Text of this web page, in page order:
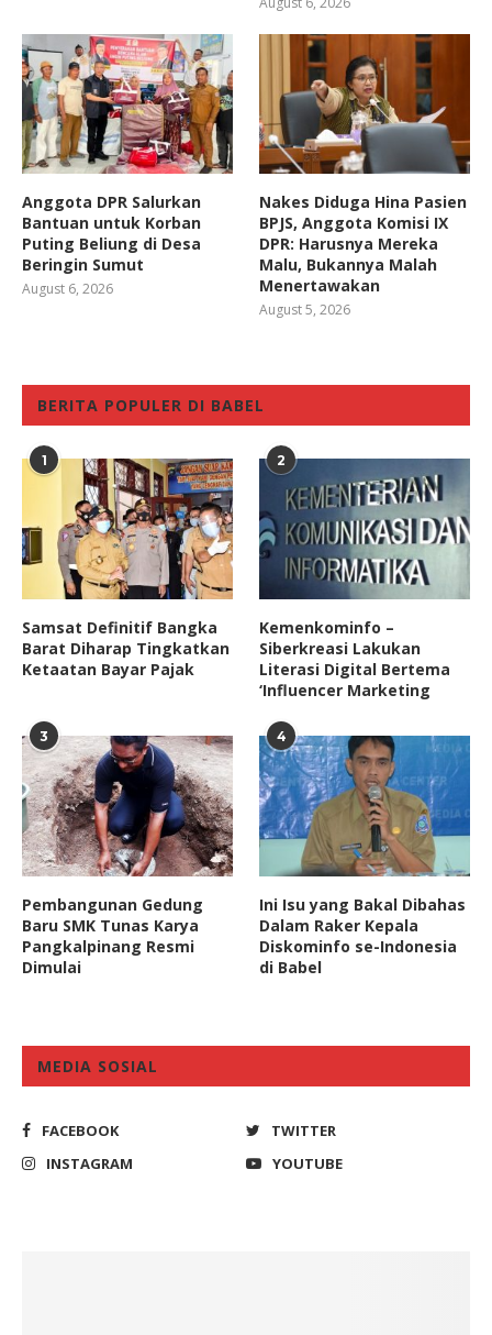
Anggota DPR Salurkan
Bantuan untuk Korban
Puting Beliung di Desa
Beringin Sumut
August 6, 2026
Nakes Diduga Hina Pasien
BPJS, Anggota Komisi IX
DPR: Harusnya Mereka
Malu, Bukannya Malah
Menertawakan
August 5, 2026
BERITA POPULER DI BABEL
1
Samsat Definitif Bangka
Barat Diharap Tingkatkan
Ketaatan Bayar Pajak
2
Kemenkominfo –
Siberkreasi Lakukan
Literasi Digital Bertema
‘Influencer Marketing
3
Pembangunan Gedung
Baru SMK Tunas Karya
Pangkalpinang Resmi
Dimulai
4
Ini Isu yang Bakal Dibahas
Dalam Raker Kepala
Diskominfo se-Indonesia
di Babel
MEDIA SOSIAL
FACEBOOK
TWITTER
INSTAGRAM
YOUTUBE